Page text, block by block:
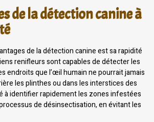
de la détection canine à
de la détection canine est sa rapidité
renifleurs sont capables de détecter les
endroits que l’œil humain ne pourrait jamais
les plinthes ou dans les interstices des
à identifier rapidement les zones infestées
de désinsectisation, en évitant les